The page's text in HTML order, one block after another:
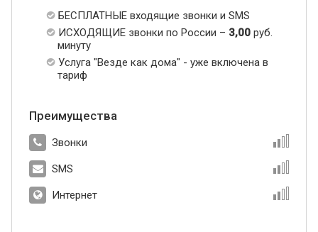
БЕСПЛАТНЫЕ входящие звонки и SMS
ИСХОДЯЩИЕ звонки по России – 3,00 руб.
минуту
Услуга "Везде как дома" - уже включена в
тариф
Преимущества
Звонки
SMS
Интернет